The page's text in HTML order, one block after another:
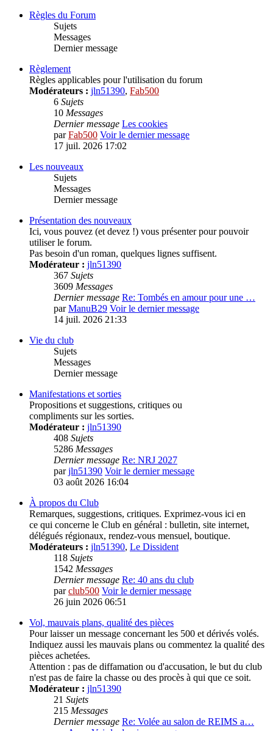
Règles du Forum
Sujets
Messages
Dernier message
Règlement
Règles applicables pour l'utilisation du forum
Modérateurs : jln51390, Fab500
6 Sujets
10 Messages
Dernier message Les cookies
parFab500 Voir le dernier message
17 juil. 2026 17:02
Les nouveaux
Sujets
Messages
Dernier message
Présentation des nouveaux
Ici, vous pouvez (et devez !) vous présenter pour pouvoir
utiliser le forum.
Pas besoin d'un roman, quelques lignes suffisent.
Modérateur : jln51390
367 Sujets
3609 Messages
Dernier message Re: Tombés en amour pour une …
parManuB29 Voir le dernier message
14 juil. 2026 21:33
Vie du club
Sujets
Messages
Dernier message
Manifestations et sorties
Propositions et suggestions, critiques ou
compliments sur les sorties.
Modérateur : jln51390
408 Sujets
5286 Messages
Dernier message Re: NRJ 2027
parjln51390 Voir le dernier message
03 août 2026 16:04
À propos du Club
Remarques, suggestions, critiques. Exprimez-vous ici en
ce qui concerne le Club en général : bulletin, site internet,
délégués régionaux, rendez-vous mensuel, boutique.
Modérateurs : jln51390, Le Dissident
118 Sujets
1542 Messages
Dernier message Re: 40 ans du club
parclub500 Voir le dernier message
26 juin 2026 06:51
Vol, mauvais plans, qualité des pièces
Pour laisser un message concernant les 500 et dérivés volés.
Indiquez aussi les mauvais plans ou commentez la qualité des
pièces achetées.
Attention : pas de diffamation ou d'accusation, le but du club
n'est pas de faire la chasse ou des procès à qui que ce soit.
Modérateur : jln51390
21 Sujets
215 Messages
Dernier message Re: Volée au salon de REIMS a…